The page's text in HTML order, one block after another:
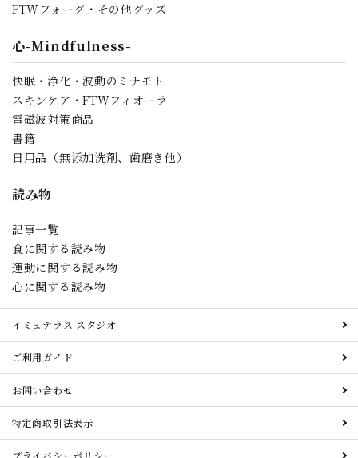
FTWフォーグ・その他グッズ
心-Mindfulness-
快眠・浄化・波動のミナモト
スキンケア・FTWフィオーラ
電磁波対策商品
書籍
日用品（無添加洗剤、歯磨き他）
読み物
記事一覧
食に関する読み物
運動に関する読み物
心に関する読み物
イミュテラス スタジオ
ご利用ガイド
お問い合わせ
特定商取引法表示
プライバシーポリシー